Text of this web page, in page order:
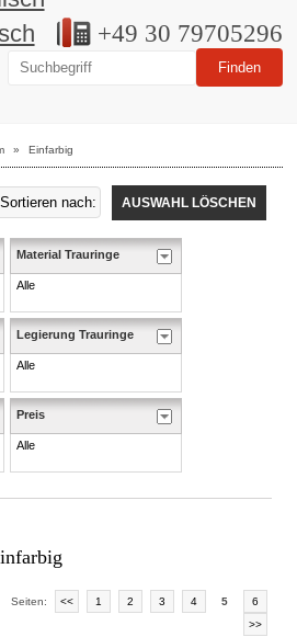
+49 30 79705296
» Einfarbig
AUSWAHL LÖSCHEN
Material Trauringe
Alle
Legierung Trauringe
Alle
Preis
Alle
Seiten: << 1 2 3 4 5
6
>>